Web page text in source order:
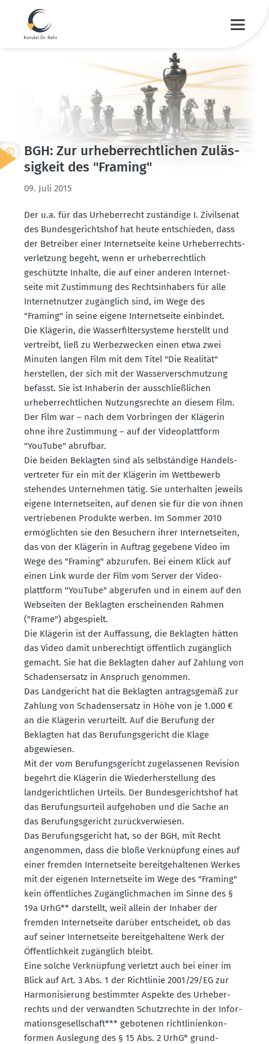
BGH: Zur urheber­recht­lichen Zuläs­
sigkeit des "Framing"
09. Juli 2015
Der u.a. für das Urheber­recht zuständige I. Zivil­senat
des Bundes­ge­richtshof hat heute entschieden, dass
der Betreiber einer Inter­net­seite keine Urheber­rechts­
ver­letzung begeht, wenn er urheber­rechtlich
geschützte Inhalte, die auf einer anderen Inter­net­
seite mit Zustimmung des Rechts­in­habers für alle
Inter­net­nutzer zugänglich sind, im Wege des
"Framing" in seine eigene Inter­net­seite einbindet.
Die Klägerin, die Wasser­fil­ter­systeme herstellt und
vertreibt, ließ zu Werbe­zwecken einen etwa zwei
Minuten langen Film mit dem Titel "Die Realität"
herstellen, der sich mit der Wasser­ver­schmutzung
befasst. Sie ist Inhaberin der ausschlie­ß­lichen
urheber­recht­lichen Nutzungs­rechte an diesem Film.
Der Film war – nach dem Vorbringen der Klägerin
ohne ihre Zustimmung – auf der Video­plattform
"YouTube" abrufbar.
Die beiden Beklagten sind als selbständige Handels­
ver­treter für ein mit der Klägerin im Wettbewerb
stehendes Unter­nehmen tätig. Sie unter­halten jeweils
eigene Inter­net­seiten, auf denen sie für die von ihnen
vertrie­benen Produkte werben. Im Sommer 2010
ermög­lichten sie den Besuchern ihrer Inter­net­seiten,
das von der Klägerin in Auftrag gegebene Video im
Wege des "Framing" abzurufen. Bei einem Klick auf
einen Link wurde der Film vom Server der Video­
plattform "YouTube" abgerufen und in einem auf den
Webseiten der Beklagten erschei­nenden Rahmen
("Frame") abgespielt.
Die Klägerin ist der Auffassung, die Beklagten hätten
das Video damit unberechtigt öffentlich zugänglich
gemacht. Sie hat die Beklagten daher auf Zahlung von
Schadens­ersatz in Anspruch genommen.
Das Landge­richt hat die Beklagten antrags­gemäß zur
Zahlung von Schadens­ersatz in Höhe von je 1.000 €
an die Klägerin verur­teilt. Auf die Berufung der
Beklagten hat das Berufungs­ge­richt die Klage
abgewiesen.
Mit der vom Berufungs­ge­richt zugelas­senen Revision
begehrt die Klägerin die Wieder­her­stellung des
landge­richt­lichen Urteils. Der Bundes­ge­richtshof hat
das Berufungs­urteil aufge­hoben und die Sache an
das Berufungs­ge­richt zurück­ver­wiesen.
Das Berufungs­ge­richt hat, so der BGH, mit Recht
angenommen, dass die bloße Verknüpfung eines auf
einer fremden Inter­net­seite bereit­ge­hal­tenen Werkes
mit der eigenen Inter­net­seite im Wege des "Framing"
kein öffent­liches Zugäng­lich­machen im Sinne des §
19a UrhG** darstellt, weil allein der Inhaber der
fremden Inter­net­seite darüber entscheidet, ob das
auf seiner Inter­net­seite bereit­ge­haltene Werk der
Öffent­lichkeit zugänglich bleibt.
Eine solche Verknüpfung verletzt auch bei einer im
Blick auf Art. 3 Abs. 1 der Richt­linie 2001/29/EG zur
Harmo­ni­sierung bestimmter Aspekte des Urheber­
rechts und der verwandten Schutz­rechte in der Infor­
ma­ti­ons­ge­sell­schaft*** gebotenen richt­li­ni­en­kon­
formen Auslegung des § 15 Abs. 2 UrhG* grund­